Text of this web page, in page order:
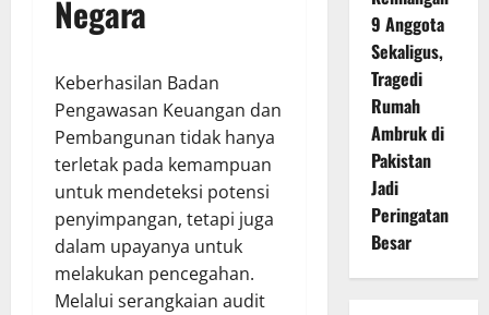
Negara
Keberhasilan Badan
Pengawasan Keuangan dan
Pembangunan tidak hanya
terletak pada kemampuan
untuk mendeteksi potensi
penyimpangan, tetapi juga
dalam upayanya untuk
melakukan pencegahan.
Melalui serangkaian audit
9 Anggota
Sekaligus,
Tragedi
Rumah
Ambruk di
Pakistan
Jadi
Peringatan
Besar